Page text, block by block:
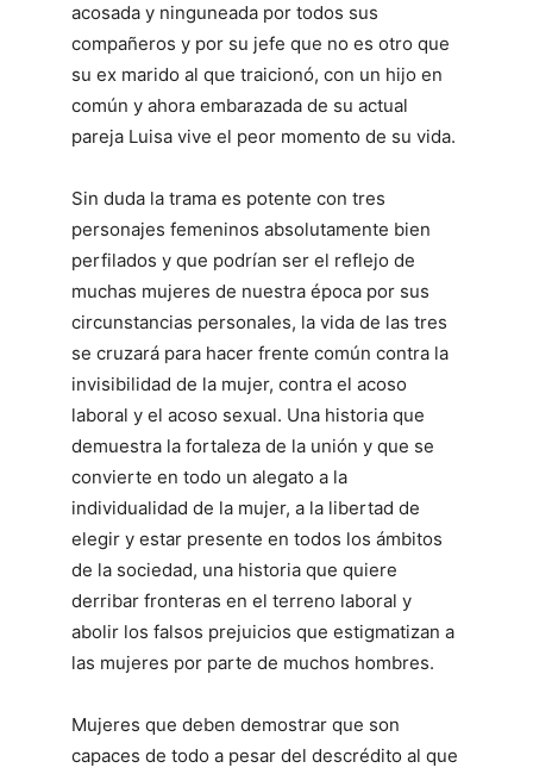
acosada y ninguneada por todos sus
compañeros y por su jefe que no es otro que
su ex marido al que traicionó, con un hijo en
común y ahora embarazada de su actual
pareja Luisa vive el peor momento de su vida.
Sin duda la trama es potente con tres
personajes femeninos absolutamente bien
perfilados y que podrían ser el reflejo de
muchas mujeres de nuestra época por sus
circunstancias personales, la vida de las tres
se cruzará para hacer frente común contra la
invisibilidad de la mujer, contra el acoso
laboral y el acoso sexual. Una historia que
demuestra la fortaleza de la unión y que se
convierte en todo un alegato a la
individualidad de la mujer, a la libertad de
elegir y estar presente en todos los ámbitos
de la sociedad, una historia que quiere
derribar fronteras en el terreno laboral y
abolir los falsos prejuicios que estigmatizan a
las mujeres por parte de muchos hombres.
Mujeres que deben demostrar que son
capaces de todo a pesar del descrédito al que